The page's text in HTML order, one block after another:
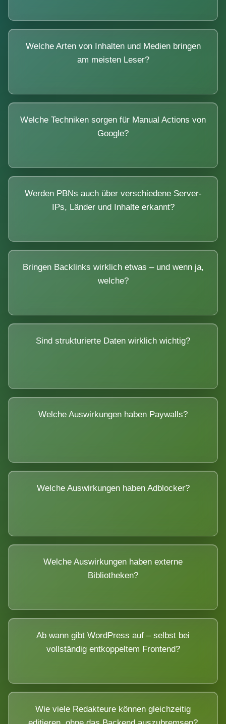
Welche Arten von Inhalten und Medien bringen
am meisten Leser?
Welche Techniken sorgen für Manual Actions von
Google?
Werden PBNs auch über verschiedene Server-
IPs, Länder und Inhalte erkannt?
Bringen Backlinks wirklich etwas – und wenn ja,
welche?
Sind strukturierte Daten wirklich wichtig?
Welche Auswirkungen haben Paywalls?
Welche Auswirkungen haben Adblocker?
Welche Auswirkungen haben externe
Bibliotheken?
Ab wann gibt WordPress auf – selbst bei
vollständig entkoppeltem Frontend?
Wie viele Redakteure können gleichzeitig